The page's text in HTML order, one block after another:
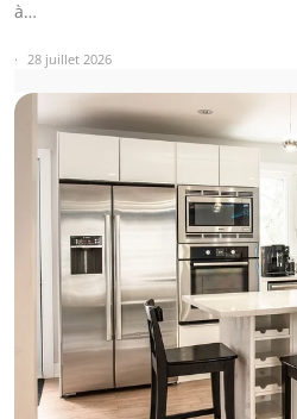
à…
28 juillet 2026